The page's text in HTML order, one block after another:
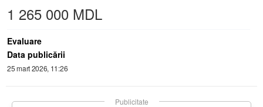
1 265 000 MDL
Evaluare
Data publicării
25 mart 2026, 11:26
Publicitate